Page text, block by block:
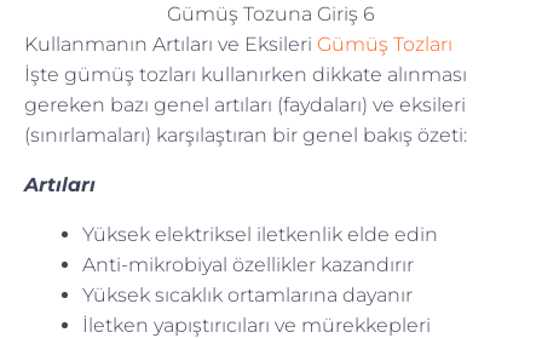
Gümüş Tozuna Giriş 6
Kullanmanın Artıları ve Eksileri Gümüş Tozları
İşte gümüş tozları kullanırken dikkate alınması
gereken bazı genel artıları (faydaları) ve eksileri
(sınırlamaları) karşılaştıran bir genel bakış özeti:
Artıları
Yüksek elektriksel iletkenlik elde edin
Anti-mikrobiyal özellikler kazandırır
Yüksek sıcaklık ortamlarına dayanır
İletken yapıştırıcıları ve mürekkepleri